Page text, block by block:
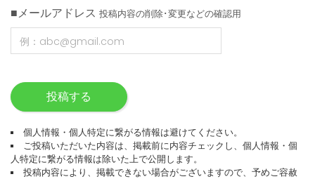
■メールアドレス 投稿内容の削除･変更などの確認用
投稿する
個人情報・個人特定に繋がる情報は避けてください。
ご投稿いただいた内容は、掲載前に内容チェックし、個人情報・個
人特定に繋がる情報は除いた上で公開します。
投稿内容により、掲載できない場合がございますので、予めご容赦